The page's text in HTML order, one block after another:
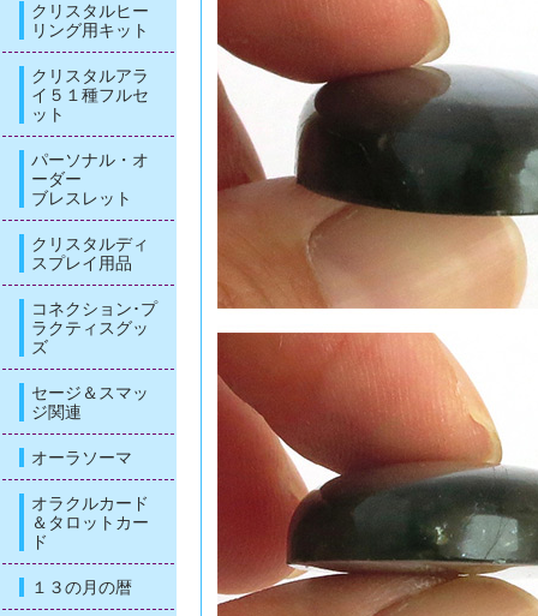
クリスタルヒー
リング用キット
クリスタルアラ
イ５１種フルセ
ット
パーソナル・オ
ーダー
ブレスレット
クリスタルディ
スプレイ用品
コネクション･プ
ラクティスグッ
ズ
セージ＆スマッ
ジ関連
オーラソーマ
オラクルカード
＆タロットカー
ド
１３の月の暦